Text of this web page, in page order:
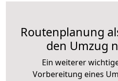
Routenplanung
den Umzug
Ein weiterer
Vorbereitung eines